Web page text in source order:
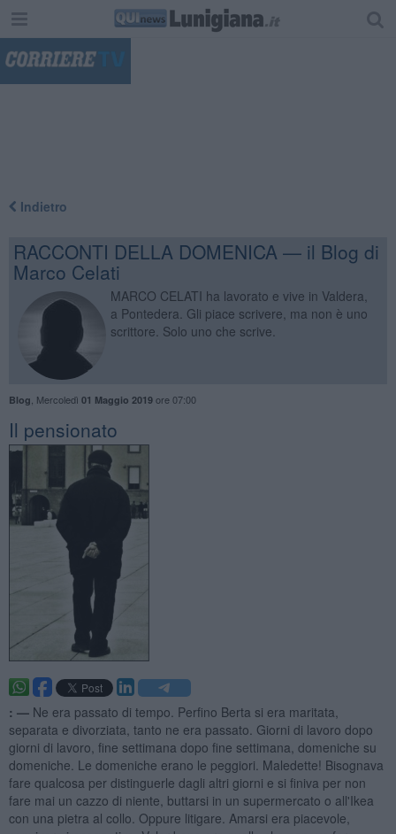
Indietro
RACCONTI DELLA DOMENICA — il Blog di
Marco Celati
MARCO CELATI ha lavorato e vive in Valdera,
a Pontedera. Gli piace scrivere, ma non è uno
scrittore. Solo uno che scrive.
Blog Mercoledì 01 Maggio 2019ore 07:00
Il pensionato
: — Ne era passato di tempo. Perfino Berta si era maritata,
separata e divorziata, tanto ne era passato. Giorni di lavoro dopo
giorni di lavoro, fine settimana dopo fine settimana, domeniche su
domeniche. Le domeniche erano le peggiori. Maledette! Bisognava
fare qualcosa per distinguerle dagli altri giorni e si finiva per non
fare mai un cazzo di niente, buttarsi in un supermercato o all'Ikea
con una pietra al collo. Oppure litigare. Amarsi era piacevole,